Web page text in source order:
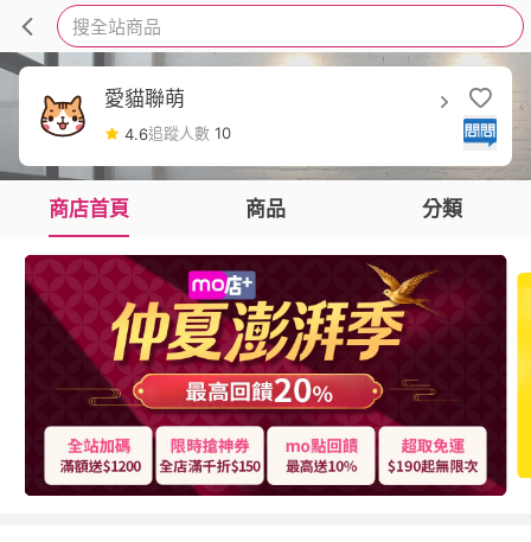
搜全站商品
愛貓聯萌
4.6追蹤人數 10
商店首頁 商品 分類